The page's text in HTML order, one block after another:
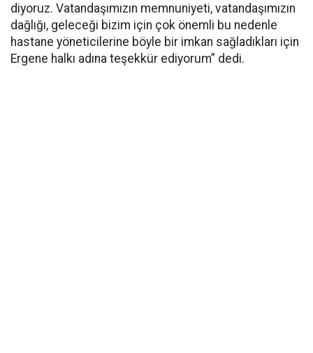
diyoruz. Vatandaşımızın memnuniyeti, vatandaşımızın
dağlığı, geleceği bizim için çok önemli bu nedenle
hastane yöneticilerine böyle bir imkan sağladıkları için
Ergene halkı adına teşekkür ediyorum” dedi.